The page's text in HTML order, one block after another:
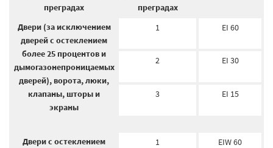
преградах
преградах
Двери (за исключением
дверей с остеклением
более 25 процентов и
дымогазонепроницаемых
дверей), ворота, люки,
клапаны, шторы и
экраны
1 EI 60
2 EI 30
3 EI 15
Двери с остеклением
1
EIW 60